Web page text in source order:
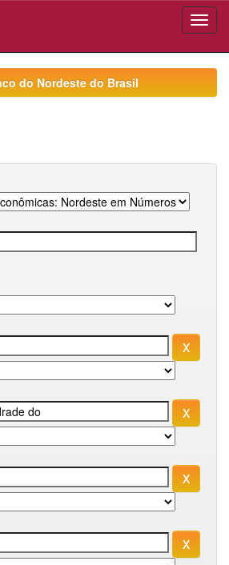
do Nordeste do Brasil